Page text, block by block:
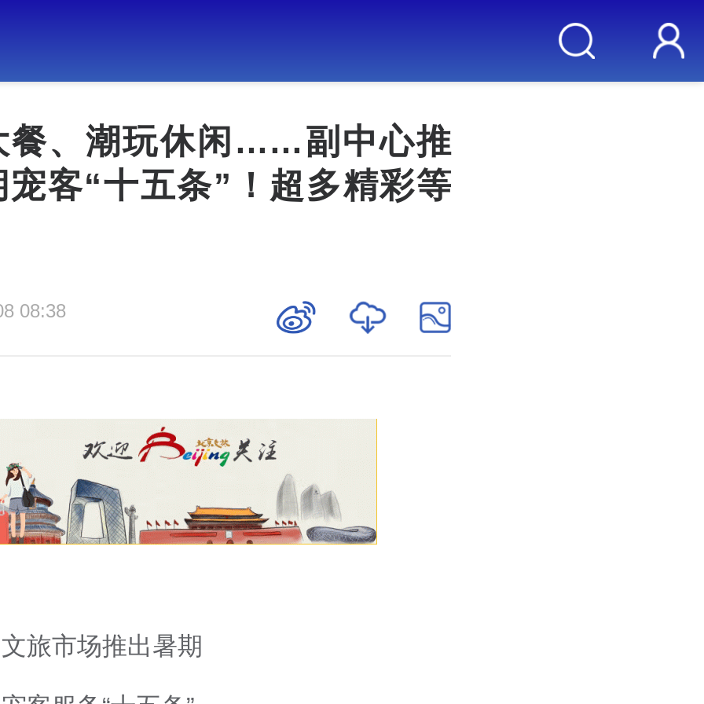
餐、潮玩休闲……副中心推
宠客“十五条”！超多精彩等
08:38
旅市场推出暑期